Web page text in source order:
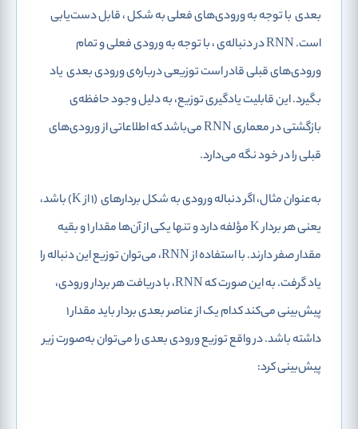
بعدی با توجه به ورودی‌های فعلی به شکل، قابل دست‌یابی
است. RNN در دنباله‌ی
، با توجه به ورودی فعلی و تمام
ورودی‌های قبلی قادر است توزیعی درباره‌‌ی ورودی بعدی یاد
بگیرد. این قابلیت یادگیری توزیع، به دلیل وجود حافظه‌ی
بازگشتی در معماری RNN می‌باشد که اطلاعاتی از ورودی‌های
قبلی را در خود نگه می‌دارد.
به‌عنوان مثال، اگر دنباله ورودی به شکل بردارهای
(1 از K) باشد،
یعنی هر بردار K مؤلفه دارد و تنها یکی از آن‌ها مقدار 1 و بقیه
مقدار صفر دارند. با استفاده از RNN، می‌توان توزیع این دنباله را
یاد گرفت. به این صورت که RNN، با دریافت هر بردار ورودی،
پیش‌بینی می‌کند کدام یک از عناصر بعدی بردار باید مقدار 1
داشته باشد. در واقع توزیع ورودی بعدی را می‌توان به‌صورت زیر
پیش‌بینی کرد: